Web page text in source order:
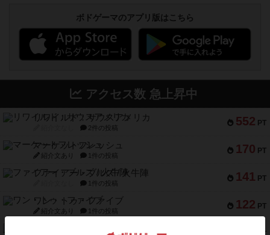
ボドゲーマのアプリ版はこちら
アクセス数 急上昇中
552 PT
リワイルド：サウスアメリカ
2件の投稿
170 PT
マーケットフレッシュ
紹介文あり 1件の投稿
141 PT
ファイアー・ブルズ / 火牛陣
1件の投稿
122 PT
ワン・トゥ・ファイブ
紹介文あり 1件の投稿